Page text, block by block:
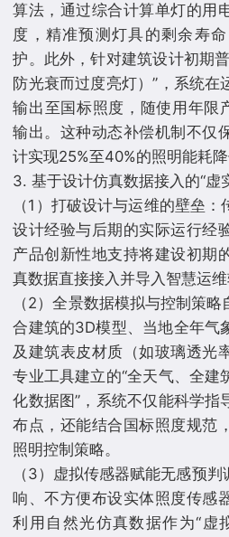
算法，通过综合计算单灯的用
度，精准预测灯具的剩余寿
护。此外，针对建筑设计初期
防光衰而过度亮灯）”，系统
输出至国标照度，随使用年限
输出。这种动态补偿机制不仅
计实现25%至40%的照明能耗降
3. 基于设计仿真数据接入的“虚
（1）打破设计与运维的壁垒
设计经验与后期的实际运行经
产品创新性地支持将建设初期
真数据直接接入并导入智慧运维
（2）全景数据模拟与控制策
合建筑的3D模型、当地全年气
及建筑表皮材质（如玻璃透光
专业工具建立的“全天气、全建
化数据图”，系统不仅能科学指
布点，还能结合国标照度规范
照明控制策略。
（3）虚拟传感器赋能无感预
响、不方便布设实体照度传感
利用自然光仿真数据作为“虚